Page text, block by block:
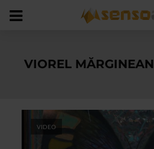
VIOREL MĂRGINEAN
VIDEO